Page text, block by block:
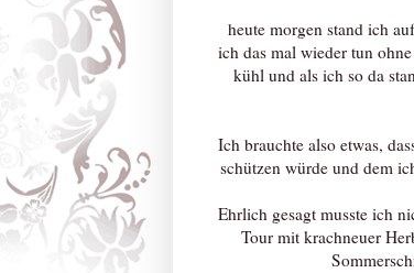
heute morgen stand ich
ich das mal wieder tun
kühl und als ich so da
Ich brauchte also etwas,
schützen würde und dem
Ehrlich gesagt musste ich
Tour mit krachneuer